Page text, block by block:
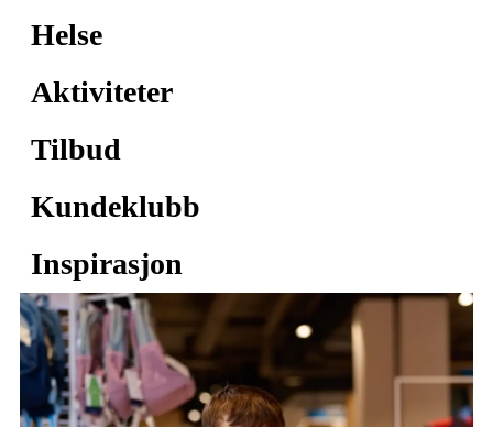
Helse
Aktiviteter
Tilbud
Kundeklubb
Inspirasjon